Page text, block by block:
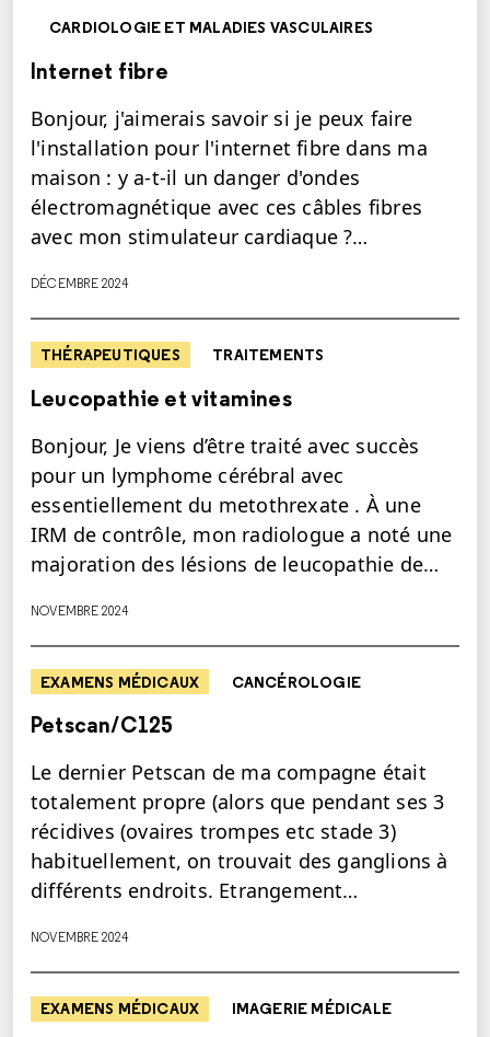
CARDIOLOGIE ET MALADIES VASCULAIRES
Internet fibre
Bonjour, j'aimerais savoir si je peux faire
l'installation pour l'internet fibre dans ma
maison : y a-t-il un danger d'ondes
électromagnétique avec ces câbles fibres
avec mon stimulateur cardiaque ?…
DÉCEMBRE 2024
THÉRAPEUTIQUES TRAITEMENTS
Leucopathie et vitamines
Bonjour, Je viens d’être traité avec succès
pour un lymphome cérébral avec
essentiellement du metothrexate . À une
IRM de contrôle, mon radiologue a noté une
majoration des lésions de leucopathie de…
NOVEMBRE 2024
EXAMENS MÉDICAUX CANCÉROLOGIE
Petscan/C125
Le dernier Petscan de ma compagne était
totalement propre (alors que pendant ses 3
récidives (ovaires trompes etc stade 3)
habituellement, on trouvait des ganglions à
différents endroits. Etrangement…
NOVEMBRE 2024
EXAMENS MÉDICAUX IMAGERIE MÉDICALE